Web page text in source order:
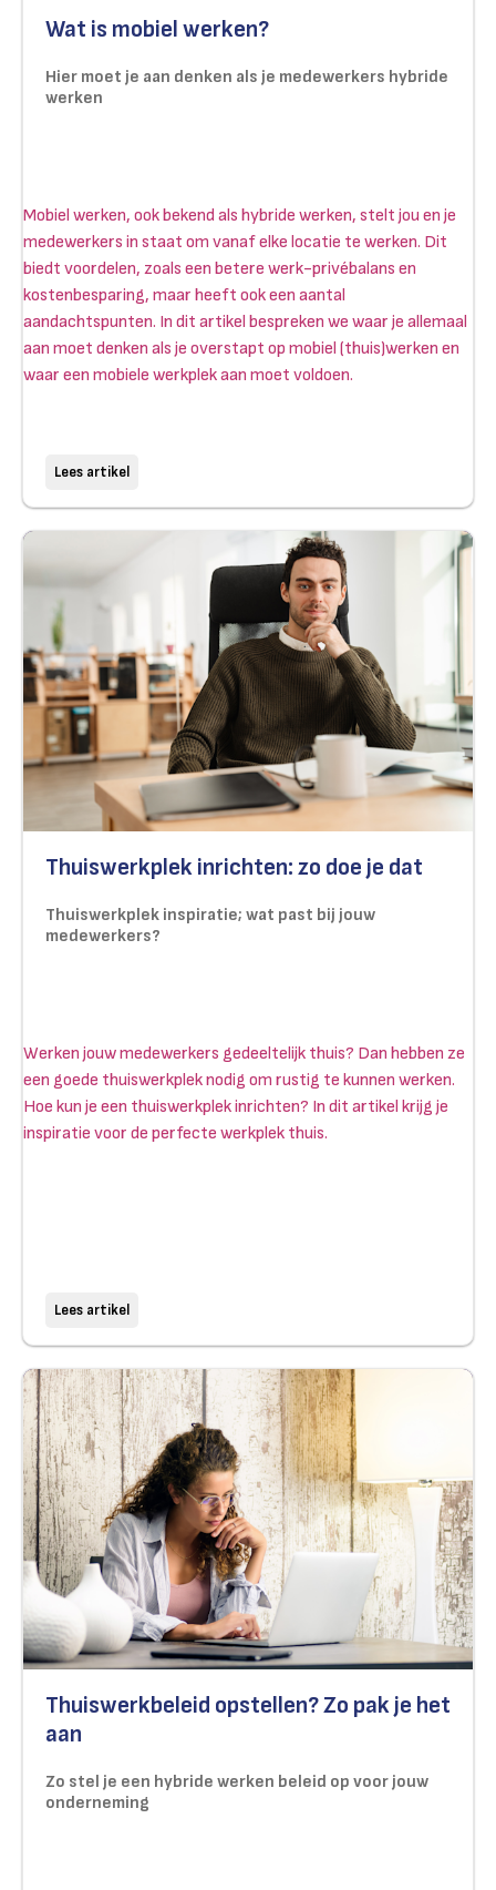
Wat is mobiel werken?
Hier moet je aan denken als je medewerkers hybride
werken
Mobiel werken, ook bekend als hybride werken, stelt jou en je
medewerkers in staat om vanaf elke locatie te werken. Dit
biedt voordelen, zoals een betere werk-privébalans en
kostenbesparing, maar heeft ook een aantal
aandachtspunten. In dit artikel bespreken we waar je allemaal
aan moet denken als je overstapt op mobiel (thuis)werken en
waar een mobiele werkplek aan moet voldoen.
Lees artikel
Thuiswerkplek inrichten: zo doe je dat
Thuiswerkplek inspiratie; wat past bij jouw
medewerkers?
Werken jouw medewerkers gedeeltelijk thuis? Dan hebben ze
een goede thuiswerkplek nodig om rustig te kunnen werken.
Hoe kun je een thuiswerkplek inrichten? In dit artikel krijg je
inspiratie voor de perfecte werkplek thuis.
Lees artikel
Thuiswerkbeleid opstellen? Zo pak je het
aan
Zo stel je een hybride werken beleid op voor jouw
onderneming